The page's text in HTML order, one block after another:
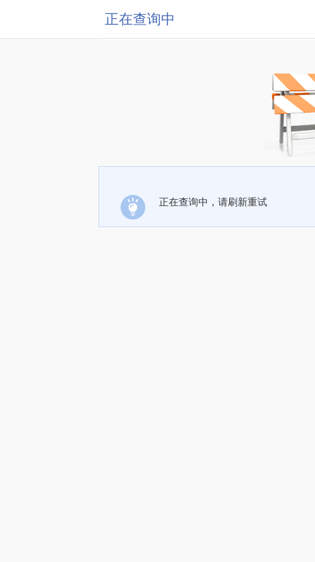
正在查询中
正在查询中，请刷新重试